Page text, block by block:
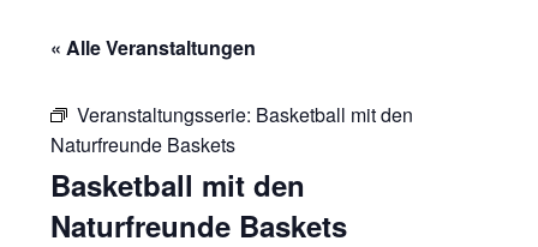
« Alle Veranstaltungen
Veranstaltungsserie: Basketball mit den
Naturfreunde Baskets
Basketball mit den
Naturfreunde Baskets